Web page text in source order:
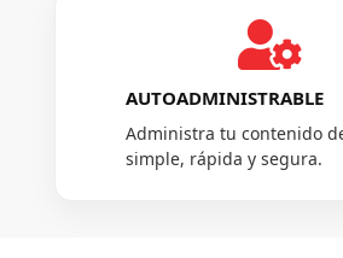

AUTOADMINISTRABLE
Administra tu contenido
simple, rápida y segura.